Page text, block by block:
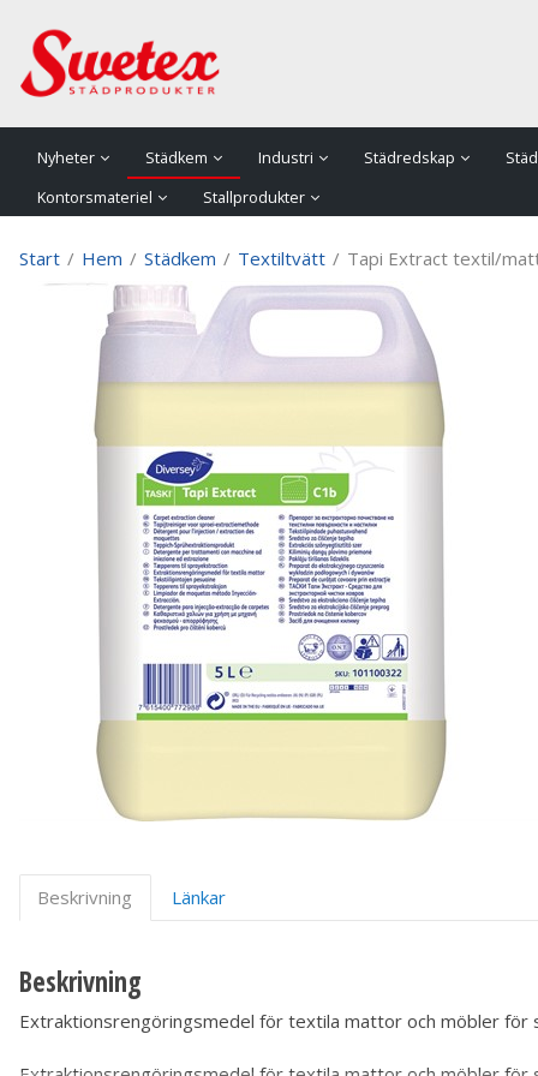
Nyheter Städkem Industri Städredskap
Kontorsmateriel
Stallprodukter
Start / Hem / Städkem / Textiltvätt / Tapi Extract textil/
Beskrivning Länkar
Beskrivning
Extraktionsrengöringsmedel för textila mattor och möbler för